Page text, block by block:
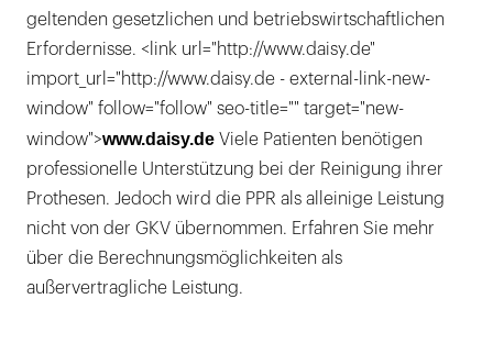
geltenden gesetzlichen und betriebswirtschaftlichen
Erfordernisse. <link url="http://www.daisy.de"
import_url="http://www.daisy.de - external-link-new-
window" follow="follow" seo-title="" target="new-
window">www.daisy.de Viele Patienten benötigen
professionelle Unterstützung bei der Reinigung ihrer
Prothesen. Jedoch wird die PPR als alleinige Leistung
nicht von der GKV übernommen. Erfahren Sie mehr
über die Berechnungsmöglichkeiten als
außervertragliche Leistung.